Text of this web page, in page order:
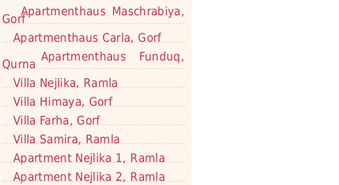
Apartmenthaus Maschrabiya,
Gorf
Apartmenthaus Carla, Gorf
Apartmenthaus Funduq,
Qurna
Villa Nejlika, Ramla
Villa Himaya, Gorf
Villa Farha, Gorf
Villa Samira, Ramla
Apartment Nejlika 1, Ramla
Apartment Nejlika 2, Ramla